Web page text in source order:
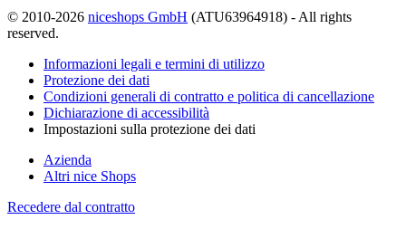
© 2010-2026 niceshops GmbH (ATU63964918) - All rights
reserved.
Informazioni legali e termini di utilizzo
Protezione dei dati
Condizioni generali di contratto e politica di cancellazione
Dichiarazione di accessibilità
Impostazioni sulla protezione dei dati
Azienda
Altri nice Shops
Recedere dal contratto